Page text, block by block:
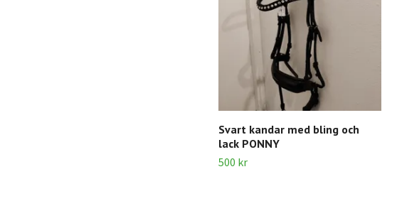
Svart kandar med bling och
lack PONNY
500 kr